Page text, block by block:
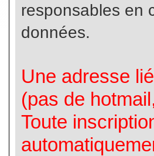
responsables en
données.
Une adresse
(pas de
Toute